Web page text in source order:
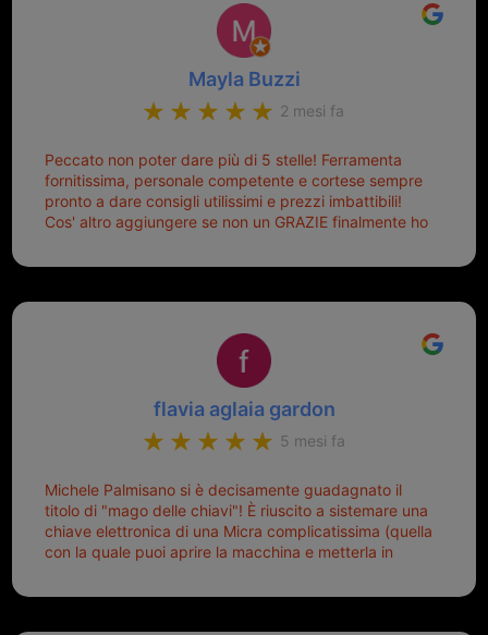
Mayla Buzzi
2 mesi fa
Peccato non poter dare più di 5 stelle! Ferramenta
fornitissima, personale competente e cortese sempre
pronto a dare consigli utilissimi e prezzi imbattibili!
Cos' altro aggiungere se non un GRAZIE finalmente ho
mio riferimento. Ah dimenticavo...da loro sono riuscita
Top top top!!!
flavia aglaia gardon
5 mesi fa
Michele Palmisano si è decisamente guadagnato il
titolo di "mago delle chiavi"! È riuscito a sistemare una
chiave elettronica di una Micra complicatissima (quella
con la quale puoi aprire la macchina e metterla in
pronta per la pattumiera... Avevo passato mesi con le